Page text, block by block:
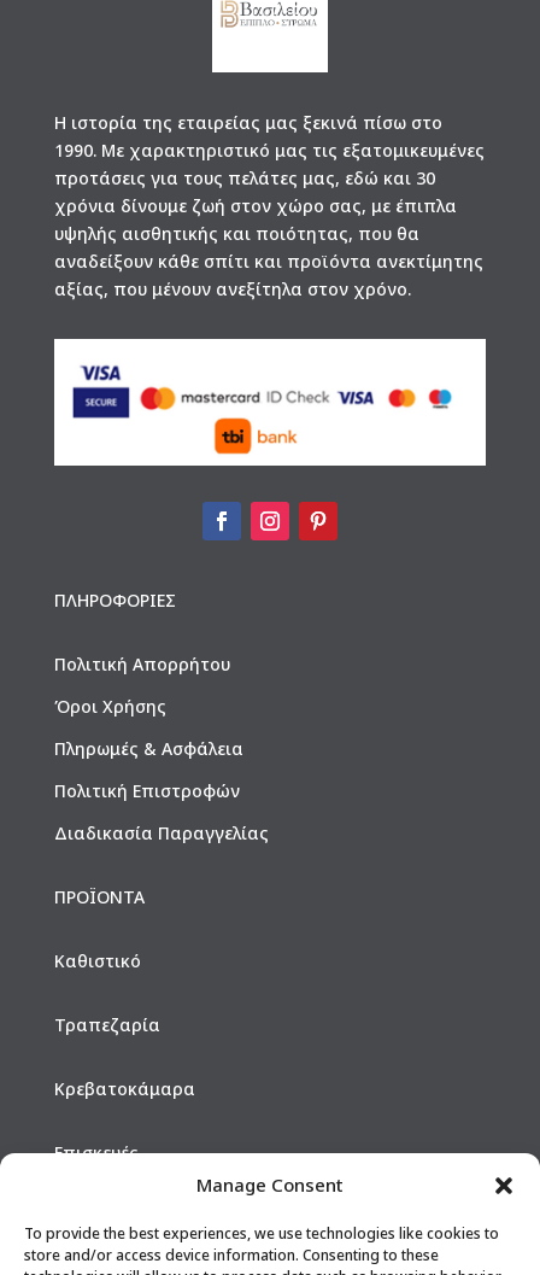
Manage Consent
To provide the best experiences, we use technologies like cookies to
store and/or access device information. Consenting to these
Η ιστορία της εταιρείας μας ξεκινά πίσω στο
1990. Με χαρακτηριστικό μας τις εξατομικευμένες
προτάσεις για τους πελάτες μας, εδώ και 30
χρόνια δίνουμε ζωή στον χώρο σας, με έπιπλα
υψηλής αισθητικής και ποιότητας, που θα
αναδείξουν κάθε σπίτι και προϊόντα ανεκτίμητης
αξίας, που μένουν ανεξίτηλα στον χρόνο.
ΠΛΗΡΟΦΟΡΙΕΣ
Πολιτική Απορρήτου
Όροι Χρήσης
Πληρωμές & Ασφάλεια
Πολιτική Επιστροφών
Διαδικασία Παραγγελίας
ΠΡΟΪΟΝΤΑ
Καθιστικό
Τραπεζαρία
Κρεβατοκάμαρα
Επισκευές